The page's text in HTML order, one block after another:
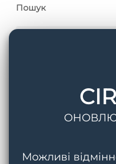
Пошук
Circadia
Можливі